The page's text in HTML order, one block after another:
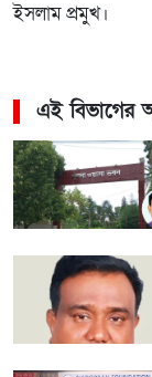
ইসলাম প্রমুখ।
এই বিভাগের